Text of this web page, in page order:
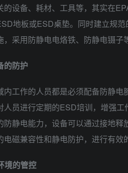
的设备、耗材、工具等，其实在
地板或ESD桌垫。同时建立规
，采用防静电电烙铁、防静电镊子
的防护
内工作的人员都是必须配备防静
人员进行定期的ESD培训，增强
防静电能力，设备可以通过接地
电磁兼容性和静电防护，进行有效
境的管控